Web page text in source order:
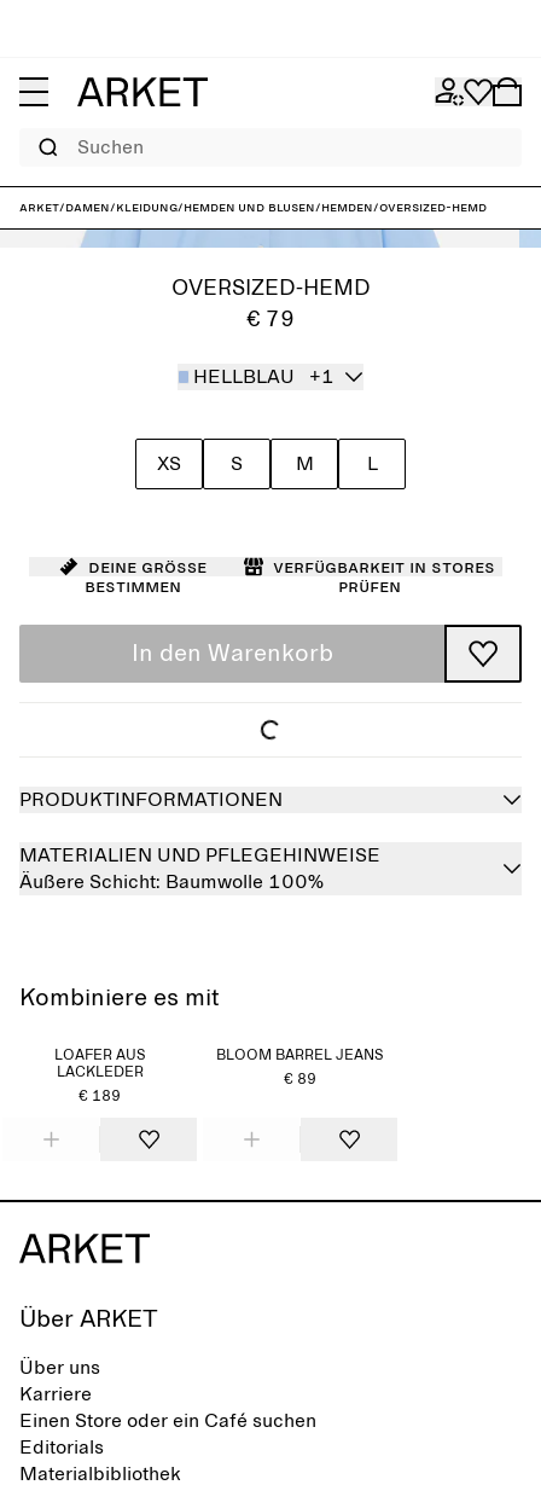
Suchen
ARKET/Damen/Kleidung/Hemden und Blusen/Hemden/Oversized-Hemd
OVERSIZED-HEMD
€ 79
HELLBLAU +1
XS S M L
Deine Größe
bestimmen
Verfügbarkeit in Stores
prüfen
In den Warenkorb
PRODUKTINFORMATIONEN
MATERIALIEN UND PFLEGEHINWEISE
Äußere Schicht: Baumwolle 100%
Kombiniere es mit
LOAFER AUS
LACKLEDER
€ 189
BLOOM BARREL JEANS
€ 89
Über ARKET
Über uns
Karriere
Einen Store oder ein Café suchen
Editorials
Materialbibliothek